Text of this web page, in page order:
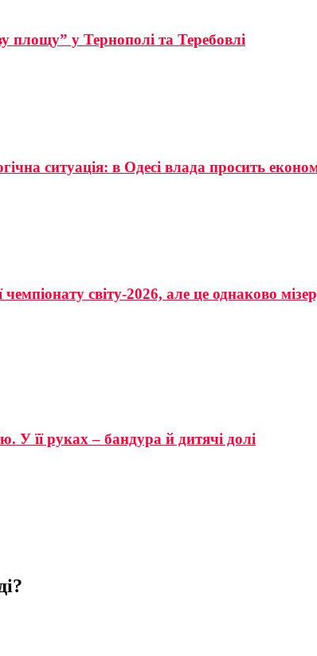
у Тернополі та Теребовлі
ситуація: в Одесі влада просить
чемпіонату світу-2026, але це однаково
У її руках – бандура й дитячі долі